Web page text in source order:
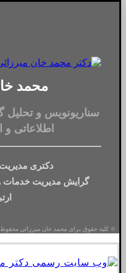
محمد
سناریونویس و تحلیل
اطلاعاتی
دکتری
گرایش مدیریت خدمات
© کلیه حقوق برای محمد خان میرزائی